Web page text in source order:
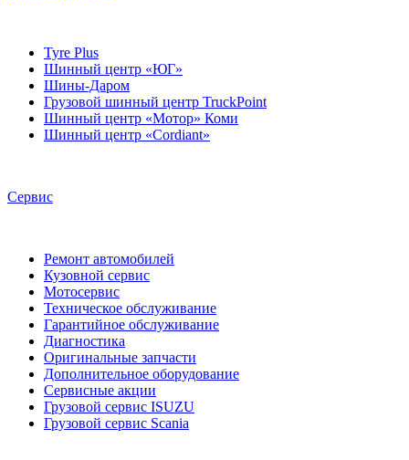
Шинный центр «ЮГ»
Шины-Даром
Грузовой шинный центр TruckPoint
Шинный центр «Мотор» Коми
Шинный центр «Cordiant»
Кузовной сервис
Мотосервис
Техническое обслуживание
Гарантийное обслуживание
Диагностика
Оригинальные запчасти
Дополнительное оборудование
Сервисные акции
Грузовой сервис ISUZU
Грузовой сервис Scania